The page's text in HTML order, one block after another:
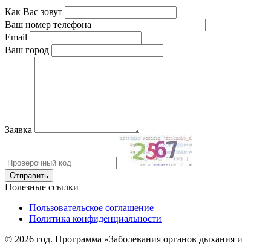
Как Вас зовут
Ваш номер телефона
Email
Ваш город
Заявка
Полезные ссылки
Пользовательское соглашение
Политика конфиденциальности
© 2026 год. Программа «Заболевания органов дыхания и